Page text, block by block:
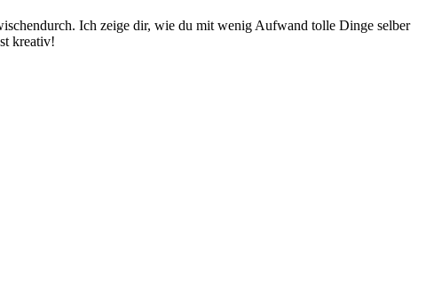
Ich zeige dir, wie du mit wenig Aufwand tolle Dinge selber
kreativ!